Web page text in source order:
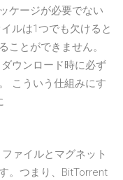
ケージが必要でない
ルは1つでも欠けると
ことができません。
ウンロード時に必ず
こういう仕組みにす
ァイルとマグネット
。つまり、BitTorrent